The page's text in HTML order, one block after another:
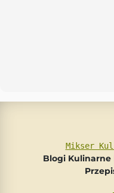
Mikser
Blogi Kulinarne